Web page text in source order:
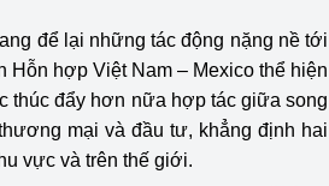
để lại những tác động nặng nề tới
Hỗn hợp Việt Nam – Mexico thể hiện
thúc đẩy hơn nữa hợp tác giữa song
mại và đầu tư, khẳng định hai
vực và trên thế giới.